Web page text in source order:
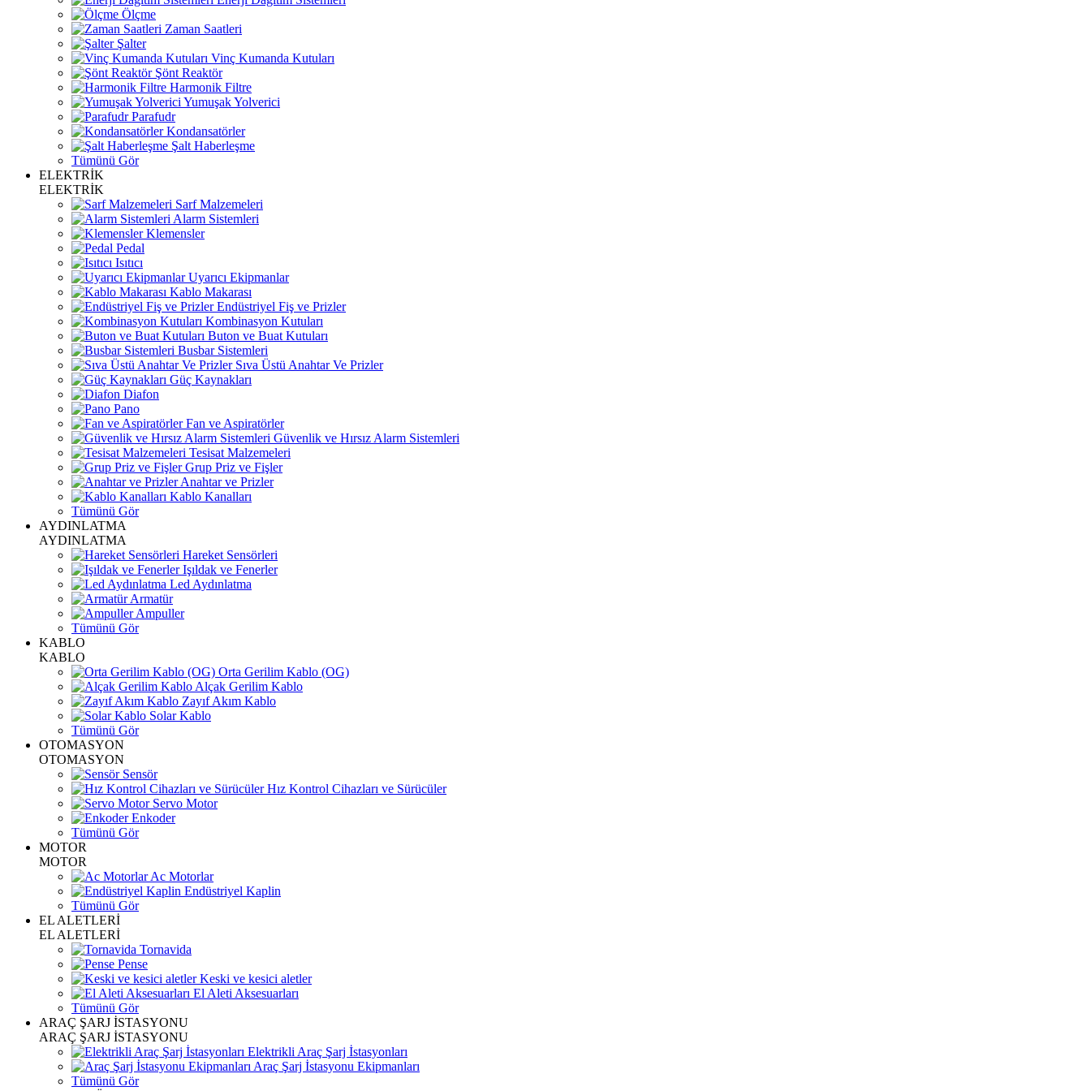
Ölçme
Zaman Saatleri
Şalter
Vinç Kumanda Kutuları
Şönt Reaktör
Harmonik Filtre
Yumuşak Yolverici
Parafudr
Kondansatörler
Şalt Haberleşme
Tümünü Gör
ELEKTRİK
ELEKTRİK
Sarf Malzemeleri
Alarm Sistemleri
Klemensler
Pedal
Isıtıcı
Uyarıcı Ekipmanlar
Kablo Makarası
Endüstriyel Fiş ve Prizler
Kombinasyon Kutuları
Buton ve Buat Kutuları
Busbar Sistemleri
Sıva Üstü Anahtar Ve Prizler
Güç Kaynakları
Diafon
Pano
Fan ve Aspiratörler
Güvenlik ve Hırsız Alarm Sistemleri
Tesisat Malzemeleri
Grup Priz ve Fişler
Anahtar ve Prizler
Kablo Kanalları
Tümünü Gör
AYDINLATMA
AYDINLATMA
Hareket Sensörleri
Işıldak ve Fenerler
Led Aydınlatma
Armatür
Ampuller
Tümünü Gör
KABLO
KABLO
Orta Gerilim Kablo (OG)
Alçak Gerilim Kablo
Zayıf Akım Kablo
Solar Kablo
Tümünü Gör
OTOMASYON
OTOMASYON
Sensör
Hız Kontrol Cihazları ve Sürücüler
Servo Motor
Enkoder
Tümünü Gör
MOTOR
MOTOR
Ac Motorlar
Endüstriyel Kaplin
Tümünü Gör
EL ALETLERİ
EL ALETLERİ
Tornavida
Pense
Keski ve kesici aletler
El Aleti Aksesuarları
Tümünü Gör
ARAÇ ŞARJ İSTASYONU
ARAÇ ŞARJ İSTASYONU
Elektrikli Araç Şarj İstasyonları
Araç Şarj İstasyonu Ekipmanları
Tümünü Gör